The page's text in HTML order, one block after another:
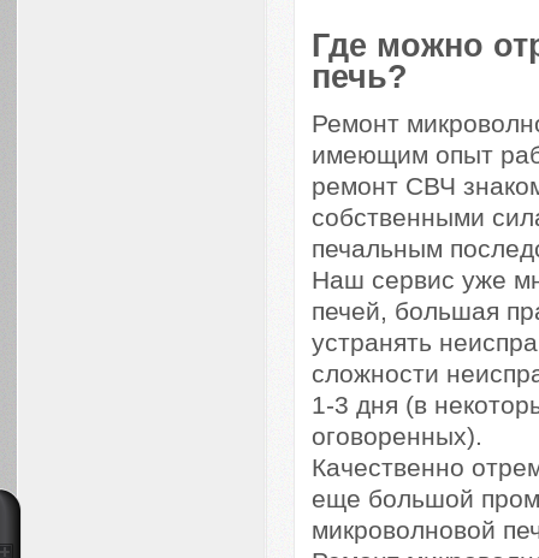
Где можно
печь?
Ремонт
имеющим опыт
ремонт СВЧ
собственными
печальным
Наш сервис уже
печей, большая
устранять
сложности
1-3 дня (в
оговоренных).
Качественно
еще большой
микроволновой